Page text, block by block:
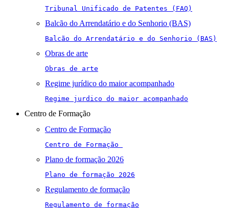
Tribunal Unificado de Patentes (FAQ)
Balcão do Arrendatário e do Senhorio (BAS)
Balcão do Arrendatário e do Senhorio (BAS)
Obras de arte
Obras de arte
Regime jurídico do maior acompanhado
Regime jurdico do maior acompanhado
Centro de Formação
Centro de Formação
Centro de Formação
Plano de formação 2026
Plano de formação 2026
Regulamento de formação
Regulamento de formação